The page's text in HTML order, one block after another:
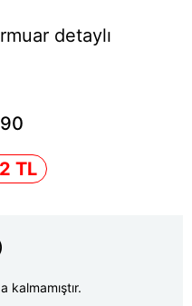
detaylı
TL
kalmamıştır.